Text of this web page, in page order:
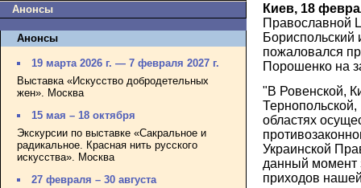
Анонсы
Анонсы
19 марта 2026 г. — 7 февраля 2027 г.
Выставка «Искусство добродетельных
жен». Москва
15 мая – 18 октября
Экскурсии по выставке «Сакральное и
радикальное. Красная нить русского
искусства». Москва
27 февраля – 30 августа
Киев, 18
Православной
Бориспольский
пожаловался
Порошенко на
"В Ровенской,
областях
Украинской
данный момент
приходов